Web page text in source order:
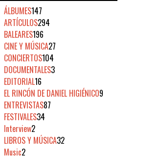
ÁLBUMES147
ARTÍCULOS294
BALEARES196
CINE Y MÚSICA27
CONCIERTOS104
DOCUMENTALES3
EDITORIAL16
EL RINCÓN DE DANIEL HIGIÉNICO9
ENTREVISTAS87
FESTIVALES34
Interview2
LIBROS Y MÚSICA32
Music2